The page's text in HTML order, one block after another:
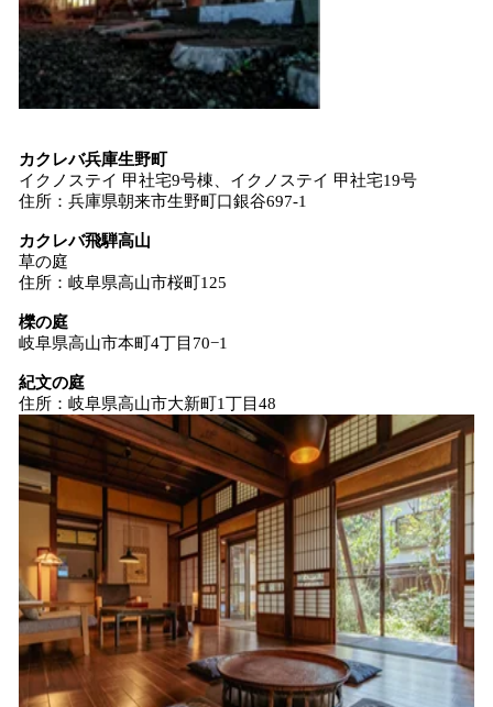
カクレバ兵庫生野町
イクノステイ 甲社宅9号棟、イクノステイ 甲社宅19号
住所：兵庫県朝来市生野町口銀谷697-1
カクレバ飛騨高山
草の庭
住所：岐阜県高山市桜町125
櫟の庭
岐阜県高山市本町4丁目70−1
紀文の庭
住所：岐阜県高山市大新町1丁目48